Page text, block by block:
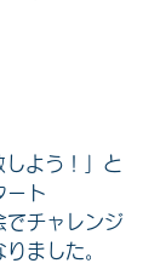
よう！」と
ート
でチャレンジ
ました。